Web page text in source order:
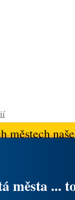
městech
města ...